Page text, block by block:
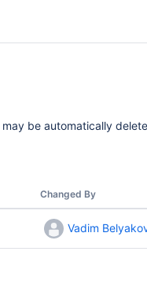
be automatically
Changed By
Vadim